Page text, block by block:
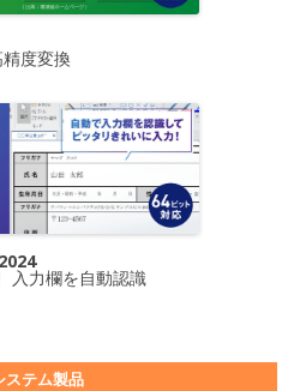
度変換
入力欄を自動認識
ステム製品